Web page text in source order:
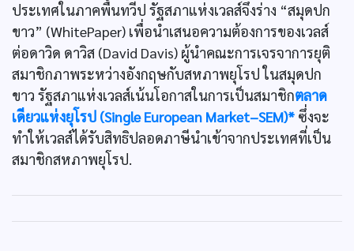
ประเทศในภาคพื้นทวีป รัฐสภาแห่งเวลส์จึงร่าง “สมุดปก
ขาว” (WhitePaper) เพื่อนำเสนอความต้องการของเวลส์
ต่อดาวิด ดาวิส (David Davis) ผู้นำคณะการเจรจาการยุติ
สมาชิกภาพระหว่างอังกฤษกับสหภาพยุโรป ในสมุดปก
ขาว รัฐสภาแห่งเวลส์เน้นโอกาสในการเป็นสมาชิกตลาด
เดียวแห่งยุโรป (Single European Market–SEM)* ซึ่งจะ
ทำให้เวลส์ได้รับสิทธิปลอดภาษีนำเข้าจากประเทศที่เป็น
สมาชิกสหภาพยุโรป.